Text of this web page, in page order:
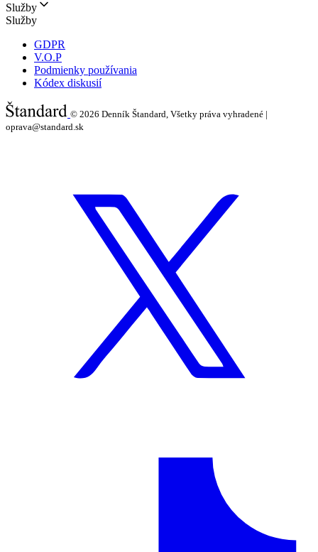
Služby
Služby
GDPR
V.O.P
Podmienky používania
Kódex diskusií
© 2026 Denník Štandard, Všetky práva vyhradené |
oprava@standard.sk